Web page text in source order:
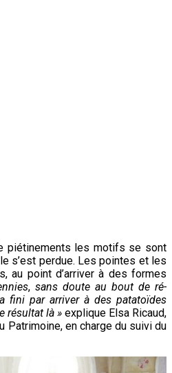
piétinements les motifs se sont
s’est perdue. Les pointes et les
au point d’arriver à des formes
, sans doute au bout de ré-
fini par arriver à des patatoïdes
résultat là » explique Elsa Ricaud,
Patrimoine, en charge du suivi du